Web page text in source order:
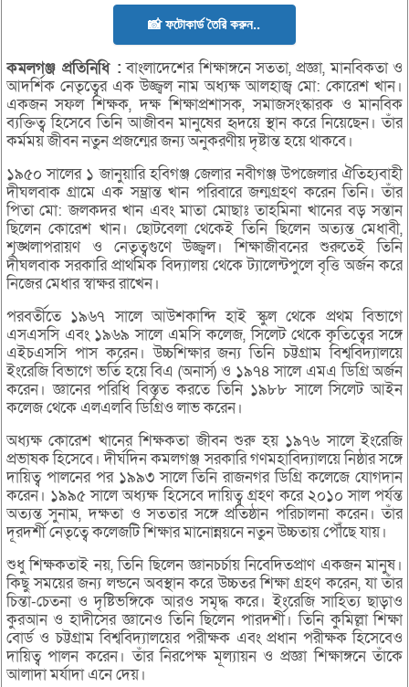
📸 ফটোকার্ড তৈরি করুন..
কমলগঞ্জপ্রতিনিধি : বাংলাদেশের শিক্ষাঙ্গনে সততা, প্রজ্ঞা, মানবিকতা ও
আদর্শিক নেতৃত্বের এক উজ্জ্বল নাম অধ্যক্ষ আলহাজ্ব মো: কোরেশ খান।
একজন সফল শিক্ষক, দক্ষ শিক্ষাপ্রশাসক, সমাজসংস্কারক ও মানবিক
ব্যক্তিত্ব হিসেবে তিনি আজীবন মানুষের হৃদয়ে স্থান করে নিয়েছেন। তাঁর
কর্মময় জীবন নতুন প্রজন্মের জন্য অনুকরণীয় দৃষ্টান্ত হয়ে থাকবে।
১৯৫০ সালের ১ জানুয়ারি হবিগঞ্জ জেলার নবীগঞ্জ উপজেলার ঐতিহ্যবাহী
দীঘলবাক গ্রামে এক সম্ভ্রান্ত খান পরিবারে জন্মগ্রহণ করেন তিনি। তাঁর
পিতা মো: জলকদর খান এবং মাতা মোছাঃ তাহমিনা খানের বড় সন্তান
ছিলেন কোরেশ খান। ছোটবেলা থেকেই তিনি ছিলেন অত্যন্ত মেধাবী,
শৃঙ্খলাপরায়ণ ও নেতৃত্বগুণে উজ্জ্বল। শিক্ষাজীবনের শুরুতেই তিনি
দীঘলবাক সরকারি প্রাথমিক বিদ্যালয় থেকে ট্যালেন্টপুলে বৃত্তি অর্জন করে
নিজের মেধার স্বাক্ষর রাখেন।
পরবর্তীতে ১৯৬৭ সালে আউশকান্দি হাই স্কুল থেকে প্রথম বিভাগে
এসএসসি এবং ১৯৬৯ সালে এমসি কলেজ, সিলেট থেকে কৃতিত্বের সঙ্গে
এইচএসসি পাস করেন। উচ্চশিক্ষার জন্য তিনি চট্টগ্রাম বিশ্ববিদ্যালয়ে
ইংরেজি বিভাগে ভর্তি হয়ে বিএ (অনার্স) ও ১৯৭৪ সালে এমএ ডিগ্রি অর্জন
করেন। জ্ঞানের পরিধি বিস্তৃত করতে তিনি ১৯৮৮ সালে সিলেট আইন
কলেজ থেকে এলএলবি ডিগ্রিও লাভ করেন।
অধ্যক্ষ কোরেশ খানের শিক্ষকতা জীবন শুরু হয় ১৯৭৬ সালে ইংরেজি
প্রভাষক হিসেবে। দীর্ঘদিন কমলগঞ্জ সরকারি গণমহাবিদ্যালয়ে নিষ্ঠার সঙ্গে
দায়িত্ব পালনের পর ১৯৯৩ সালে তিনি রাজনগর ডিগ্রি কলেজে যোগদান
করেন। ১৯৯৫ সালে অধ্যক্ষ হিসেবে দায়িত্ব গ্রহণ করে ২০১০ সাল পর্যন্ত
অত্যন্ত সুনাম, দক্ষতা ও সততার সঙ্গে প্রতিষ্ঠান পরিচালনা করেন। তাঁর
দূরদর্শী নেতৃত্বে কলেজটি শিক্ষার মানোন্নয়নে নতুন উচ্চতায় পৌঁছে যায়।
শুধু শিক্ষকতাই নয়, তিনি ছিলেন জ্ঞানচর্চায় নিবেদিতপ্রাণ একজন মানুষ।
কিছু সময়ের জন্য লন্ডনে অবস্থান করে উচ্চতর শিক্ষা গ্রহণ করেন, যা তাঁর
চিন্তা-চেতনা ও দৃষ্টিভঙ্গিকে আরও সমৃদ্ধ করে। ইংরেজি সাহিত্য ছাড়াও
কুরআন ও হাদীসের জ্ঞানেও তিনি ছিলেন পারদর্শী। তিনি কুমিল্লা শিক্ষা
বোর্ড ও চট্টগ্রাম বিশ্ববিদ্যালয়ের পরীক্ষক এবং প্রধান পরীক্ষক হিসেবেও
দায়িত্ব পালন করেন। তাঁর নিরপেক্ষ মূল্যায়ন ও প্রজ্ঞা শিক্ষাঙ্গনে তাঁকে
আলাদা মর্যাদা এনে দেয়।